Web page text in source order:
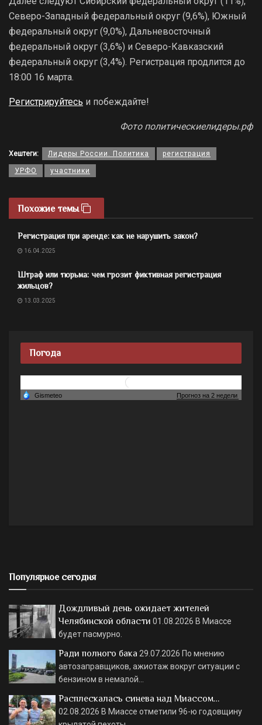
Северо-Западный федеральный округ (9,6%), Южный
федеральный округ (9,0%), Дальневосточный
федеральный округ (3,6%) и Северо-Кавказский
федеральный округ (3,4%). Регистрация продлится до
18:00 16 марта.
Регистрируйтесь и побеждайте!
Фото политическиелидеры.рф
Хештеги: Лидеры России. Политика регистрация
УРФО участники
Похожие темы
Регистрация при аренде: как не нарушить закон?
16.04.2025
Штраф или тюрьма: чем грозит фиктивная регистрация
жильцов?
13.03.2025
Погода
Популярное сегодня
Дождливый день ожидает жителей
Челябинской области 01.08.2026 В Миассе
будет пасмурно.
Ради полного бака 29.07.2026 По мнению
автозаправщиков, ажиотаж вокруг ситуации с
бензином в немалой…
Расплескалась синева над Миассом…
02.08.2026 В Миассе отметили 96-ю годовщину